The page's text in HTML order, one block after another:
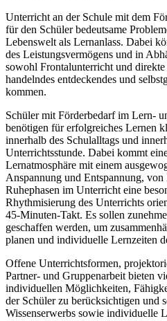
Unterricht an der Schule mit dem
für den Schüler bedeutsame
Lebenswelt als Lernanlass. Dabei
des Leistungsvermögens und in
sowohl Frontalunterricht und
handelndes entdeckendes und
kommen.
Schüler mit Förderbedarf im Lern-
benötigen für erfolgreiches Lernen
innerhalb des Schulalltags und
Unterrichtsstunde. Dabei kommt
Lernatmosphäre mit einem
Anspannung und Entspannung,
Ruhephasen im Unterricht eine
Rhythmisierung des Unterrichts
45-Minuten-Takt. Es sollen
geschaffen werden, um
planen und individuelle Lernzeiten
Offene Unterrichtsformen,
Partner- und Gruppenarbeit bieten
individuellen Möglichkeiten,
der Schüler zu berücksichtigen und
Wissenserwerbs sowie individuelle